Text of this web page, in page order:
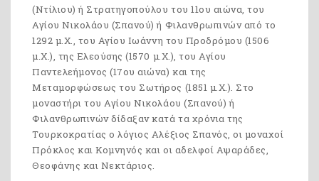
(Ντίλιου) ή Στρατηγοπούλου του 11ου αιώνα, του
Αγίου Νικολάου (Σπανού) ή Φιλανθρωπινών από το
1292 μ.Χ., του Αγίου Ιωάννη του Προδρόμου (1506
μ.Χ.), της Ελεούσης (1570 μ.Χ.), του Αγίου
Παντελεήμονος (17ου αιώνα) και της
Μεταμορφώσεως του Σωτήρος (1851 μ.Χ.). Στο
μοναστήρι του Αγίου Νικολάου (Σπανού) ή
Φιλανθρωπινών δίδαξαν κατά τα χρόνια της
Τουρκοκρατίας ο λόγιος Αλέξιος Σπανός, οι μοναχοί
Πρόκλος και Κομνηνός και οι αδελφοί Αψαράδες,
Θεοφάνης και Νεκτάριος.